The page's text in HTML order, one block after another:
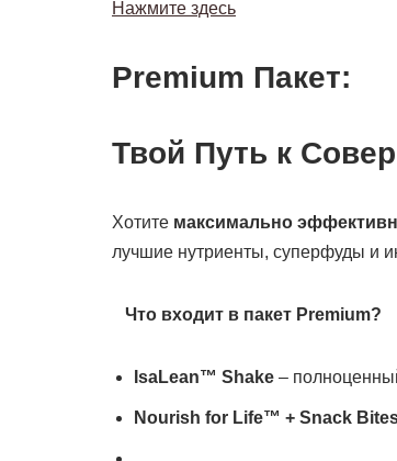
Нажмите здесь
Premium Пакет:
Твой Путь к
Хотите максимально
лучшие нутриенты, суперфуды и
Что входит в пакет Premium?
IsaLean™ Shake –
Nourish for Life™ + Snack